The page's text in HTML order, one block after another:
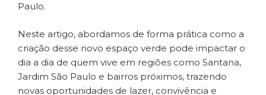
Paulo.
Neste artigo, abordamos de forma prática como a
criação desse novo espaço verde pode impactar o
dia a dia de quem vive em regiões como Santana,
Jardim São Paulo e bairros próximos, trazendo
novas oportunidades de lazer, convivência e